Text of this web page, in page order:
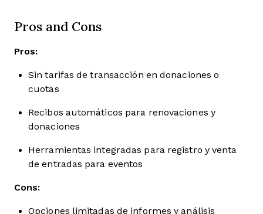
Pros and Cons
Pros:
Sin tarifas de transacción en donaciones o
cuotas
Recibos automáticos para renovaciones y
donaciones
Herramientas integradas para registro y venta
de entradas para eventos
Cons:
Opciones limitadas de informes y análisis